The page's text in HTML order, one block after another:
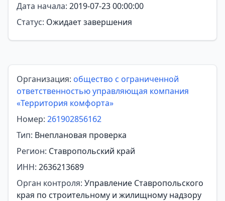
Дата начала: 2019-07-23 00:00:00
Статус: Ожидает завершения
Организация: общество с ограниченной
ответственностью управляющая компания
«Территория комфорта»
Номер: 261902856162
Тип: Внеплановая проверка
Регион: Ставропольский край
ИНН: 2636213689
Орган контроля: Управление Ставропольского
края по строительному и жилищному надзору